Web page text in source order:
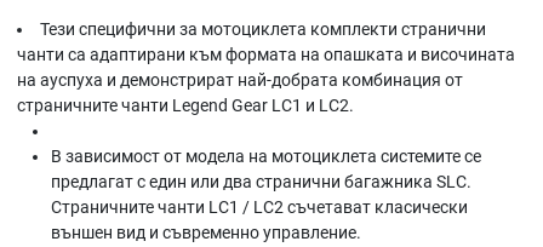
Тези специфични за мотоциклета комплекти странични
чанти са адаптирани към формата на опашката и височината
на ауспуха и демонстрират най-добрата комбинация от
страничните чанти Legend Gear LC1 и LC2.
В зависимост от модела на мотоциклета системите се
предлагат с един или два странични багажника SLC.
Страничните чанти LC1 / LC2 съчетават класически
външен вид и съвременно управление.